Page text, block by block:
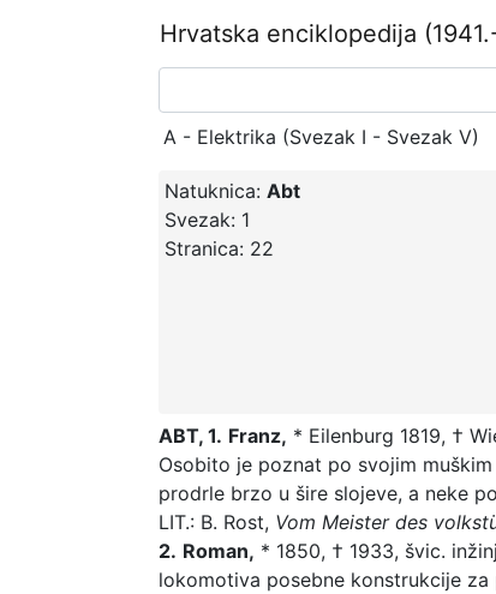
Hrvatska enciklopedija
A - Elektrika (Svezak I - Svezak V)
Natuknica: Abt
Svezak: 1
Stranica: 22
ABT, 1. Franz, * Eilenburg 1819, †
Osobito je poznat po svojim
prodrle brzo u šire slojeve, a neke
LIT.: B. Rost, Vom Meister des
2. Roman, * 1850, † 1933, švic.
lokomotiva posebne konstrukcije